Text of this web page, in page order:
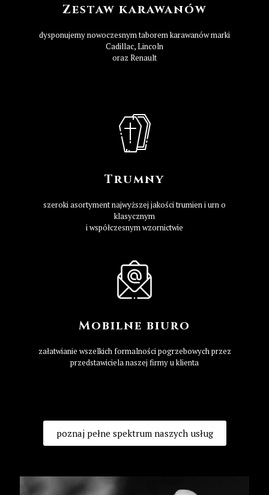
Zestaw karawanów
dysponujemy nowoczesnym taborem karawanów marki
Cadillac, Lincoln
oraz Renault
Trumny
szeroki asortyment najwyższej jakości trumien i urn o
klasycznym
i współczesnym wzornictwie
Mobilne biuro
załatwianie wszelkich formalności pogrzebowych przez
przedstawiciela naszej firmy u klienta
poznaj pełne spektrum naszych usług